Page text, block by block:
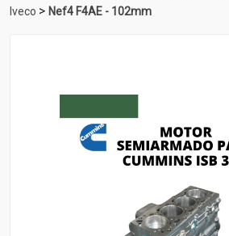
Iveco > Nef4 F4AE - 102mm